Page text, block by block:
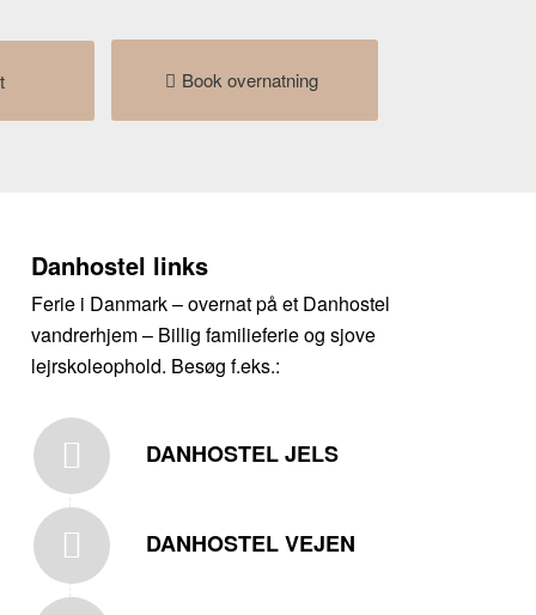
Book overnatning
Danhostel links
Ferie i Danmark – overnat på et Danhostel
vandrerhjem – Billig familieferie og sjove
lejrskoleophold. Besøg f.eks.:
DANHOSTEL JELS
DANHOSTEL VEJEN